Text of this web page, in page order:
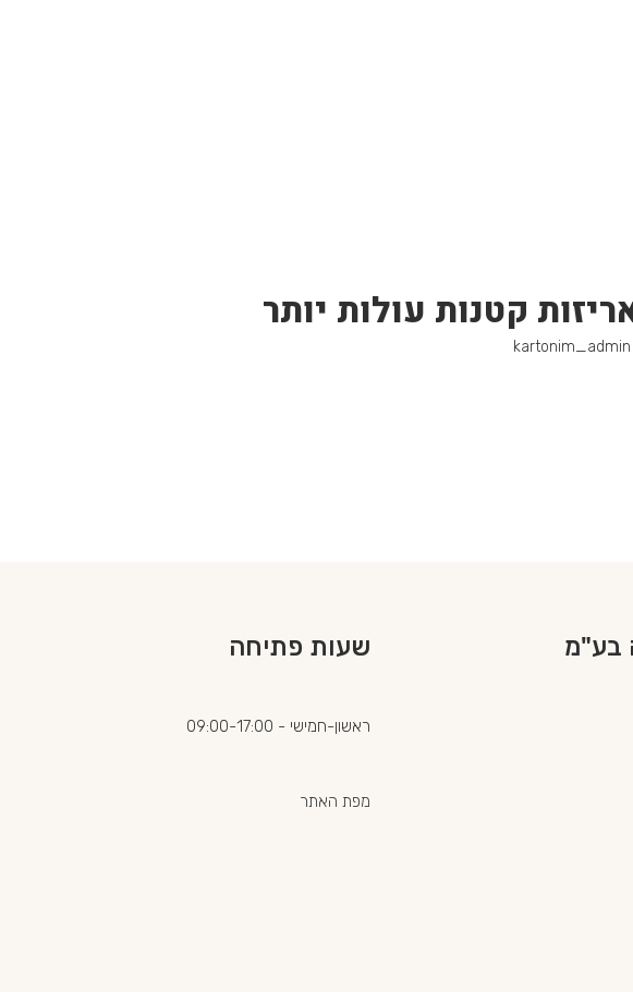
קטנות עולות יותר
kartonim_admin
בע"מ שעות פתיחה
ראשון-חמישי - 09:00-17:00
מפת האתר